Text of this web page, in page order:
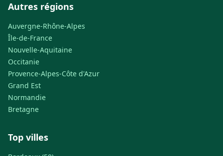
Autres régions
Auvergne-Rhône-Alpes
Île-de-France
Nouvelle-Aquitaine
Occitanie
Provence-Alpes-Côte d'Azur
Grand Est
Normandie
Bretagne
Top villes